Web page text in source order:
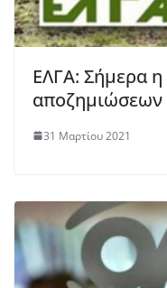
ΕΛΓΑ: Σήμερα
αποζημιώσεων
31 Μαρτίου 2021